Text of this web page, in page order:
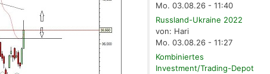
Mo. 03.08.26 - 11:40
Russland-Ukraine 2022
von: Hari
Mo. 03.08.26 - 11:27
Kombiniertes
Investment/Trading-Depot